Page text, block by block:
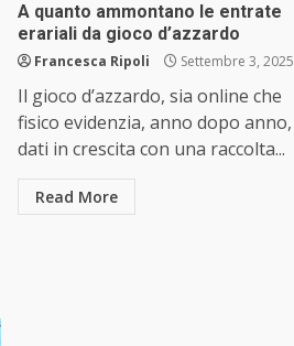
A quanto ammontano le entrate
erariali da gioco d’azzardo
Francesca Ripoli Settembre 3, 2025
Il gioco d’azzardo, sia online che
fisico evidenzia, anno dopo anno,
dati in crescita con una raccolta...
Read More